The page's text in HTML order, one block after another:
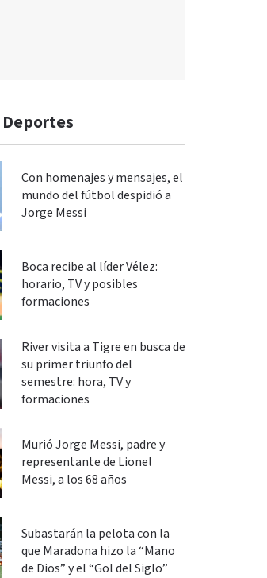
Deportes
Con homenajes y mensajes, el
mundo del fútbol despidió a
Jorge Messi
Boca recibe al líder Vélez:
horario, TV y posibles
formaciones
River visita a Tigre en busca de
su primer triunfo del
semestre: hora, TV y
formaciones
Murió Jorge Messi, padre y
representante de Lionel
Messi, a los 68 años
Subastarán la pelota con la
que Maradona hizo la “Mano
de Dios” y el “Gol del Siglo”